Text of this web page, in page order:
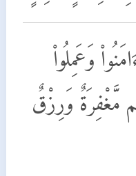
وَعَمِلُوا۟
مَّغْفِرَةٌ وَرِزْقٌ